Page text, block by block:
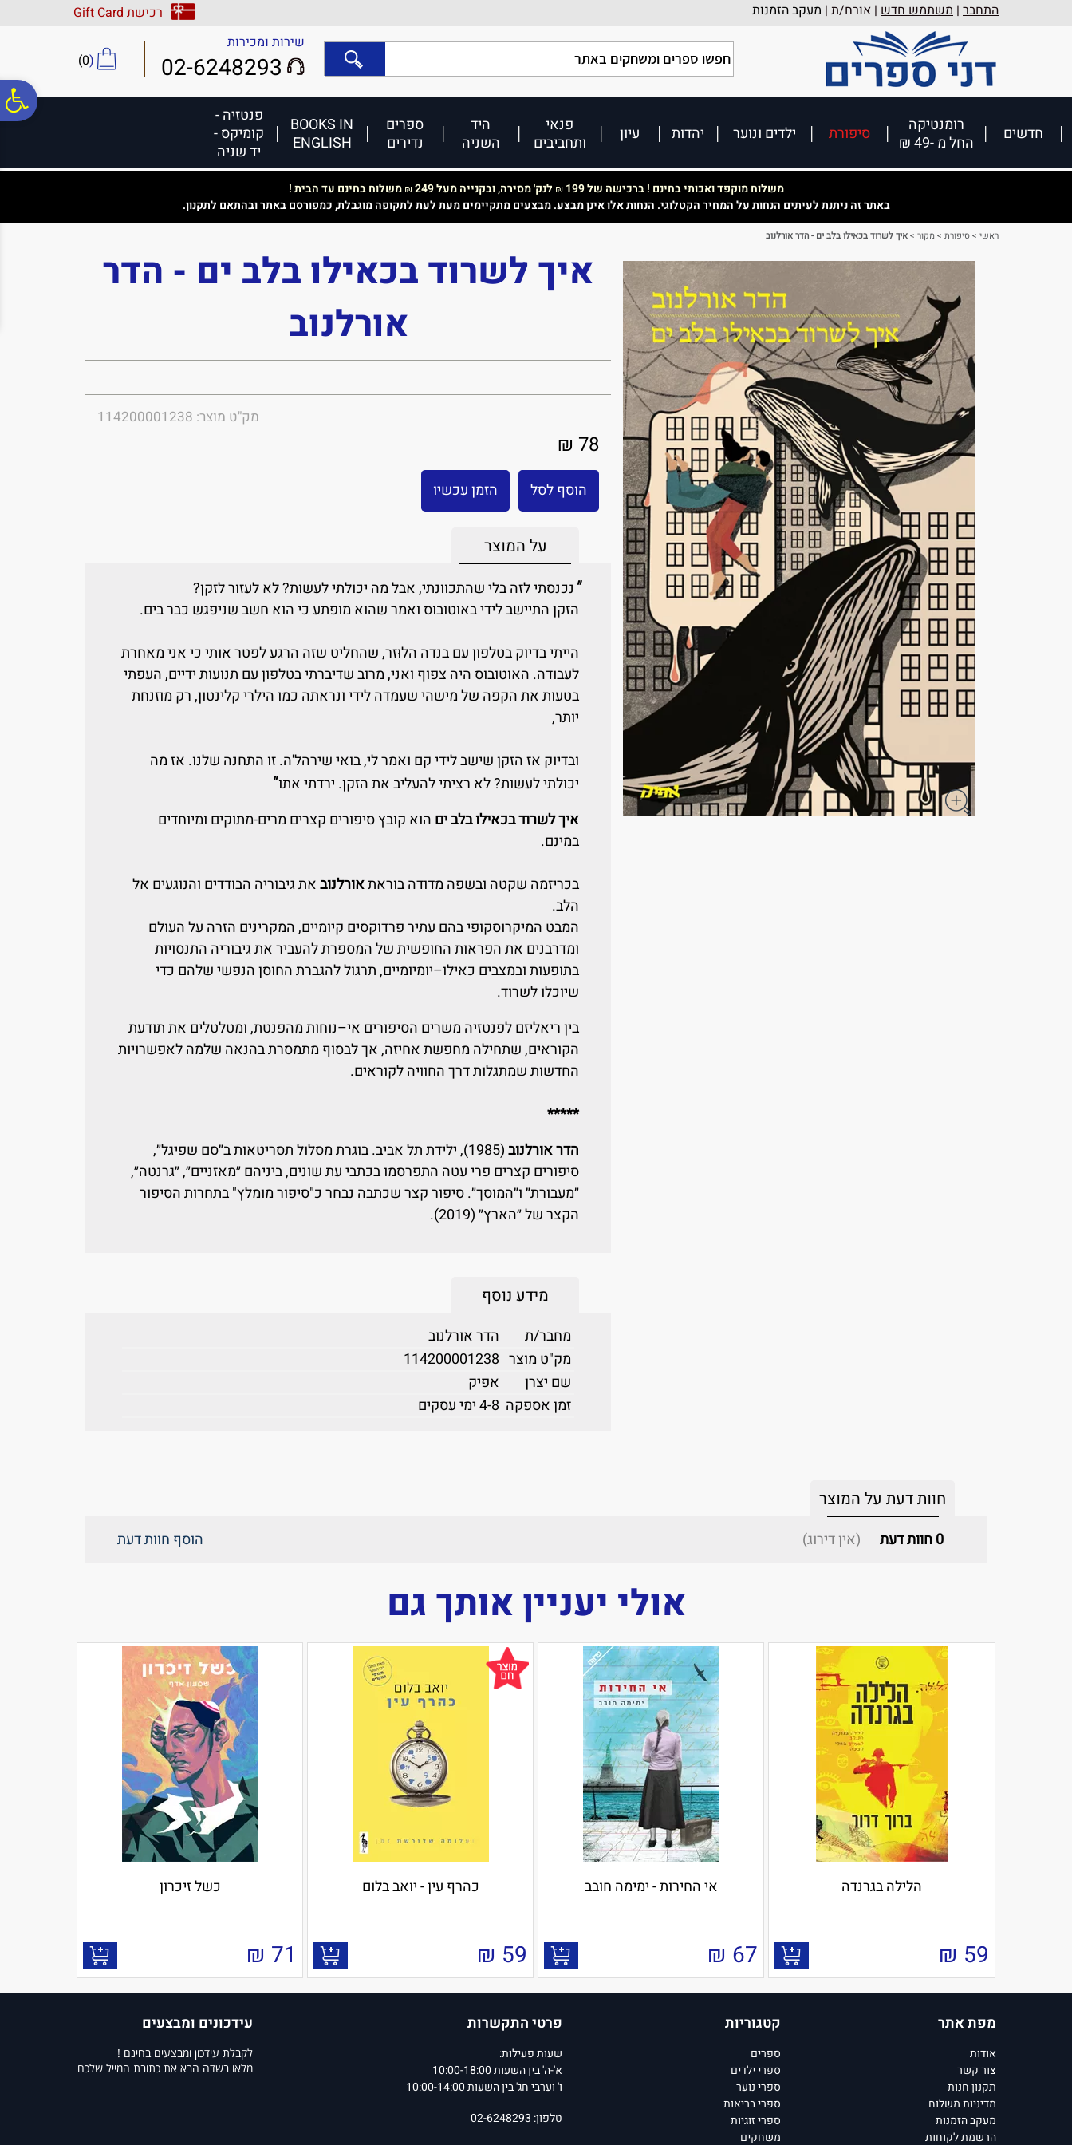
נגישות
אתר
המרכזי
התחבר | משתמש חדש | אורח/ת | מעקב הזמנות
רכישת Gift Card
שירות ומכירות
02-6248293
(
0
)
חדשים
רומנטיקה
החל מ -49 ₪
סיפורת ילדים ונוער יהדות עיון
פנאי
ותחביבים
היד
השניה
ספרים
נדירים
BOOKS IN
ENGLISH
פנטזיה -
קומיקס -
יד שניה
משלוח מוקפד ואכותי בחינם ! ברכישה של 199 ₪ לנק' מסירה, ובקנייה מעל 249 ₪משלוח בחינם עד הבית !
באתר זה ניתנת לעיתים הנחות על המחיר הקטלוגי. הנחות אלו אינן מבצע. מבצעים מתקיימים מעת לעת לתקופה מוגבלת, כמפורסם באתר ובהתאם לתקנון.
ראשי >סיפורת >מקור >איך לשרוד בכאילו בלב ים - הדר אורלנוב
איך לשרוד בכאילו בלב ים - הדר
אורלנוב
מק"ט מוצר: 114200001238
78 ₪
הוסף לסל הזמן עכשיו
על המוצר
"נכנסתי לזה בלי שהתכוונתי, אבל מה יכולתי לעשות? לא לעזור לזקן?
הזקן התיישב לידי באוטובוס ואמר שהוא מופתע כי הוא חשב שניפגש כבר בים.
הייתי בדיוק בטלפון עם בנדה הלוּזר, שהחליט שזה הרגע לפטר אותי כי אני מאחרת
לעבודה. האוטובוס היה צפוף ואני, מרוב שדיברתי בטלפון עם תנועות ידיים, העפתי
בטעות את הקפה של מישהי שעמדה לידי ונראתה כמו הילרי קלינטון, רק מוזנחת
יותר,
ובדיוק אז הזקן שישב לידי קם ואמר לי, בואי שירהל'ה. זו התחנה שלנו. אז מה
יכולתי לעשות? לא רציתי להעליב את הזקן. ירדתי אתו"
איך לשרוד בכאילו בלב ים הוא קובץ סיפורים קצרים מרים-מתוקים ומיוחדים
במינם.
בכריזמה שקטה ובשפה מדודה בוראתאורלנובאת גיבוריה הבודדים והנוגעים אל
הלב.
המבט המיקרוסקופי בהם עתיר פרדוקסים קיומיים, המקרינים הזרה על העולם
ומדרבנים את הפראות החופשית של המספרת להעביר את גיבוריה התנסויות
בתופעות ובמצבים כאילו–יומיומיים, תרגול להגברת החוסן הנפשי שלהם כדי
שיוכלו לשרוד.
בין ריאליזם לפנטזיה משרים הסיפורים אי–נוחות מהפנטת, ומטלטלים את תודעת
הקוראים, שתחילה מחפשת אחיזה, אך לבסוף מתמסרת בהנאה שלמה לאפשרויות
החדשות שמתגלות דרך החוויה לקוראים.
*****
הדר אורלנוב
(1985), ילידת תל אביב. בוגרת מסלול תסריטאות ב״סם שפיגל״,
סיפורים קצרים פרי עטה התפרסמו בכתבי עת שונים, ביניהם ״מאזניים״, ״גרנטה״,
״מעבורת״ ו״המוסך״. סיפור קצר שכתבה נבחר כ"סיפור מומלץ" בתחרות הסיפור
הקצר של ״הארץ״ (2019).
מידע נוסף
מחבר/ת
הדר אורלנוב
מק"ט מוצר 114200001238
שם יצרן
אפיק
זמן אספקה 4-8 ימי עסקים
חוות דעת על המוצר
0חוות דעת (אין דירוג) הוסף חוות דעת
אולי יעניין אותך גם
הלילה בגרנדה
59
₪
אי החירות - ימימה חובב
67
₪
כהרף עין - יואב בלום
59
₪
כשל זיכרון
71
₪
מפת אתר
אודות
צור קשר
תקנון חנות
מדיניות משלוח
מעקב הזמנות
הרשמת לקוחות
קטגוריות
ספרים
ספרי ילדים
ספרי נוער
ספרי בריאות
ספרי זוגיות
משחקים
פרטי התקשרות
שעות פעילות:
א'-ה' בין השעות 10:00-18:00
ו' וערבי חג' בין השעות 10:00-14:00
טלפון: 02-6248293
עידכונים ומבצעים
לקבלת עידכון ומבצעים בחינם !
מלאו בשדה הבא את כתובת המייל שלכם